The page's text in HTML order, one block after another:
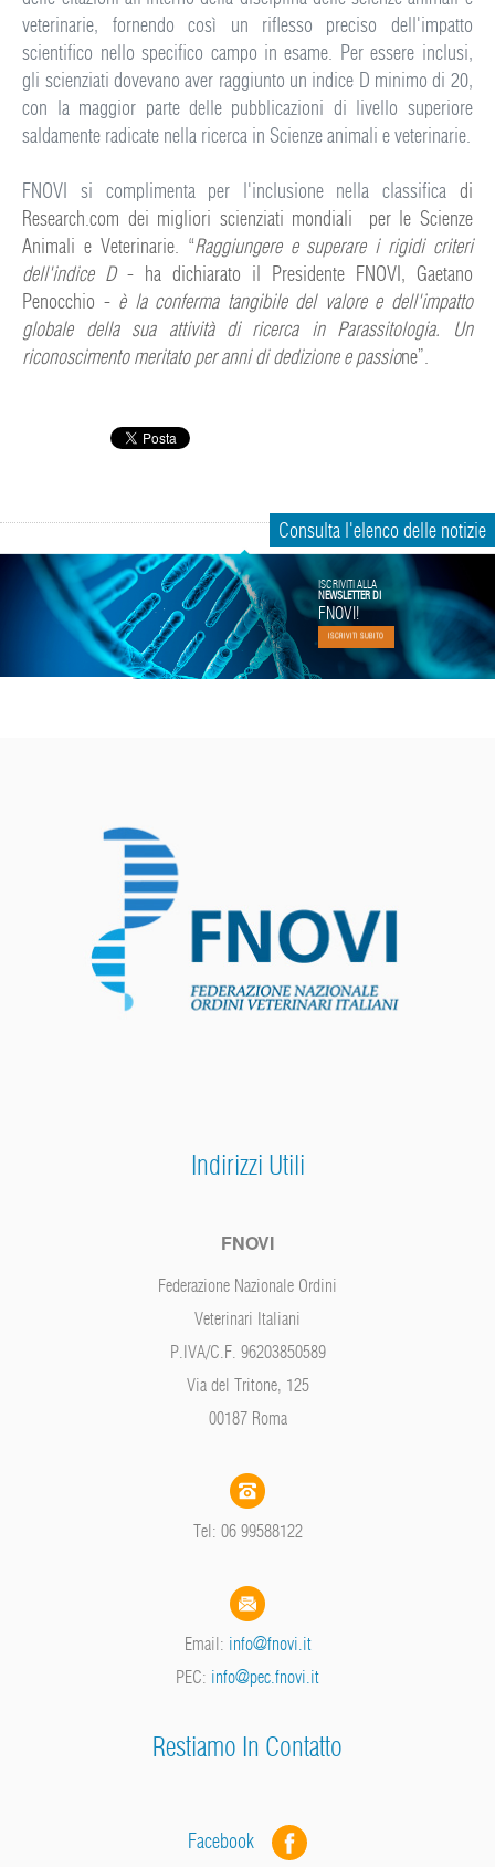
veterinarie, fornendo così un riflesso preciso dell'impatto
scientifico nello specifico campo in esame. Per essere inclusi,
gli scienziati dovevano aver raggiunto un indice D minimo di 20,
con la maggior parte delle pubblicazioni di livello superiore
saldamente radicate nella ricerca in Scienze animali e veterinarie.
FNOVI si complimenta per l'inclusione nella classifica di
Research.com dei migliori scienziati mondiali per le Scienze
Animali e Veterinarie. “Raggiungere e superare i rigidi criteri
dell'indice D- ha dichiarato il Presidente FNOVI, Gaetano
Penocchio - è la conferma tangibile del valore e dell'impatto
globale della sua attività di ricerca in Parassitologia. Un
riconoscimento meritato per anni di dedizione e passione”.
Consulta l'elenco delle notizie
FNOVI!
ISCRIVITI SUBITO
ISCRIVITI ALLA
NEWSLETTER DI
Indirizzi Utili
FNOVI
Federazione Nazionale Ordini
Veterinari Italiani
P.IVA/C.F. 96203850589
Via del Tritone, 125
00187 Roma
Tel: 06 99588122
Email: info@fnovi.it
PEC: info@pec.fnovi.it
Restiamo In Contatto
Facebook